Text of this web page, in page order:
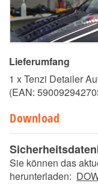
Lieferumfang
1 x Tenzi Detailer
(EAN:
Download
Sie können das
herunterladen: